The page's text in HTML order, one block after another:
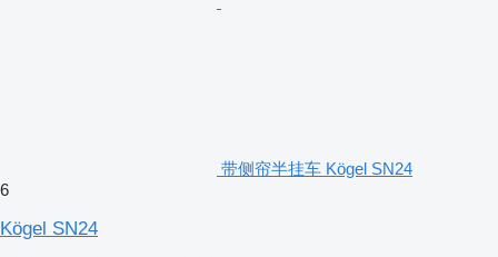
带侧帘半挂车 Kögel SN24
6
Kögel SN24